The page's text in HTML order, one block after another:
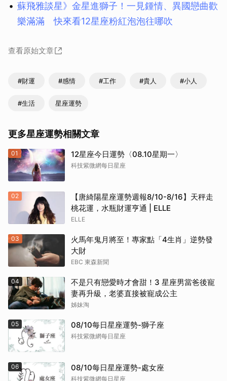
蘇飛雅談星》金星進獅子！一見鍾情、異國戀曲歡
樂滿滿 快來看12星座粉紅泡泡往哪吹
查看原始文章
#財運 #感情 #工作 #貴人 #小人
#生活 星座運勢
更多星座運勢相關文章
01 12星座今日運勢〈08.10星期一〉
科技紫微網每日星座
02
【唐綺陽星座運勢週報8/10-8/16】天秤走
桃花運，水瓶財運亨通 | ELLE
ELLE
03
火馬年鬼月將至！專家點「4生肖」逆勢發
大財
EBC 東森新聞
04
不是只有戀愛時才會甜！3 星座男當爸後寵
妻再升級，老婆直接被寵成公主
姊妹淘
05 08/10每日星座運勢-獅子座
科技紫微網每日星座
06 08/10每日星座運勢-處女座
科技紫微網每日星座